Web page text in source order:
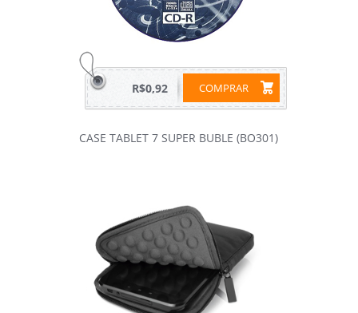
COMPRAR
R$0,92
CASE TABLET 7 SUPER BUBLE (BO301)